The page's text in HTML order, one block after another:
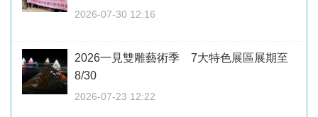
2026-07-30 12:16
2026一見雙雕藝術季 7大特色展區展期至
8/30
2026-07-23 12:22